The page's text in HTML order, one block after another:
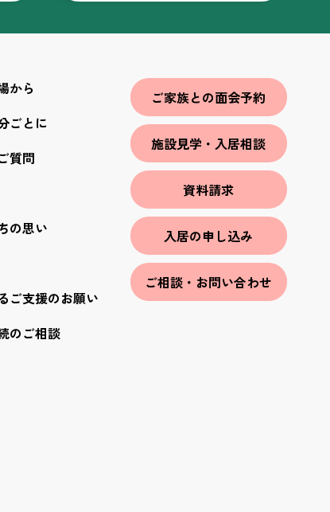
から
ごとに
質問
の思い
ご支援のお願い
のご相談
ご家族との面会予約
施設見学・入居相談
資料請求
入居の申し込み
ご相談・お問い合わせ